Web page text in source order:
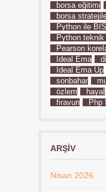
borsa eğitimi
borsa
Python ile
Python teknik
Pearson
İdeal Ema
İdeal Ema Up
sonbahar
özlem
hayal
firavun
Php
ARŞIV
Nisan 2026